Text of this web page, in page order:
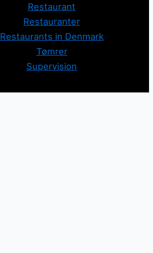
Restaurant
Restauranter
Restaurants in Denmark
Tømrer
Supervision